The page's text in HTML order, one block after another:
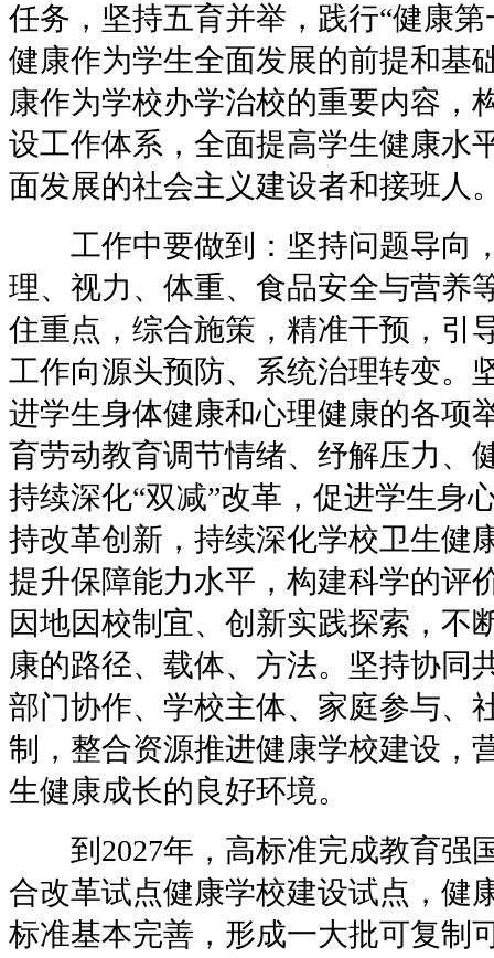
任务，坚持五育并举，践行“健康
健康作为学生全面发展的前提和基
康作为学校办学治校的重要内容，
设工作体系，全面提高学生健康水
面发展的社会主义建设者和接班人
工作中要做到：坚持问题导向
理、视力、体重、食品安全与营养
住重点，综合施策，精准干预，引
工作向源头预防、系统治理转变。
进学生身体健康和心理健康的各项
育劳动教育调节情绪、纾解压力、
持续深化“双减”改革，促进学生身
持改革创新，持续深化学校卫生健
提升保障能力水平，构建科学的评
因地因校制宜、创新实践探索，不
康的路径、载体、方法。坚持协同
部门协作、学校主体、家庭参与、
制，整合资源推进健康学校建设，
生健康成长的良好环境。
到2027年，高标准完成教育强
合改革试点健康学校建设试点，健
标准基本完善，形成一大批可复制